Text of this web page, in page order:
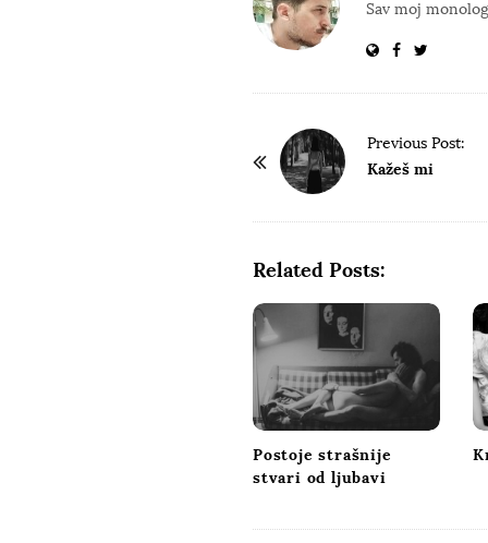
Sav moj
Previous Post:
Kažeš mi
Related Posts:
Postoje strašnije
stvari od ljubavi